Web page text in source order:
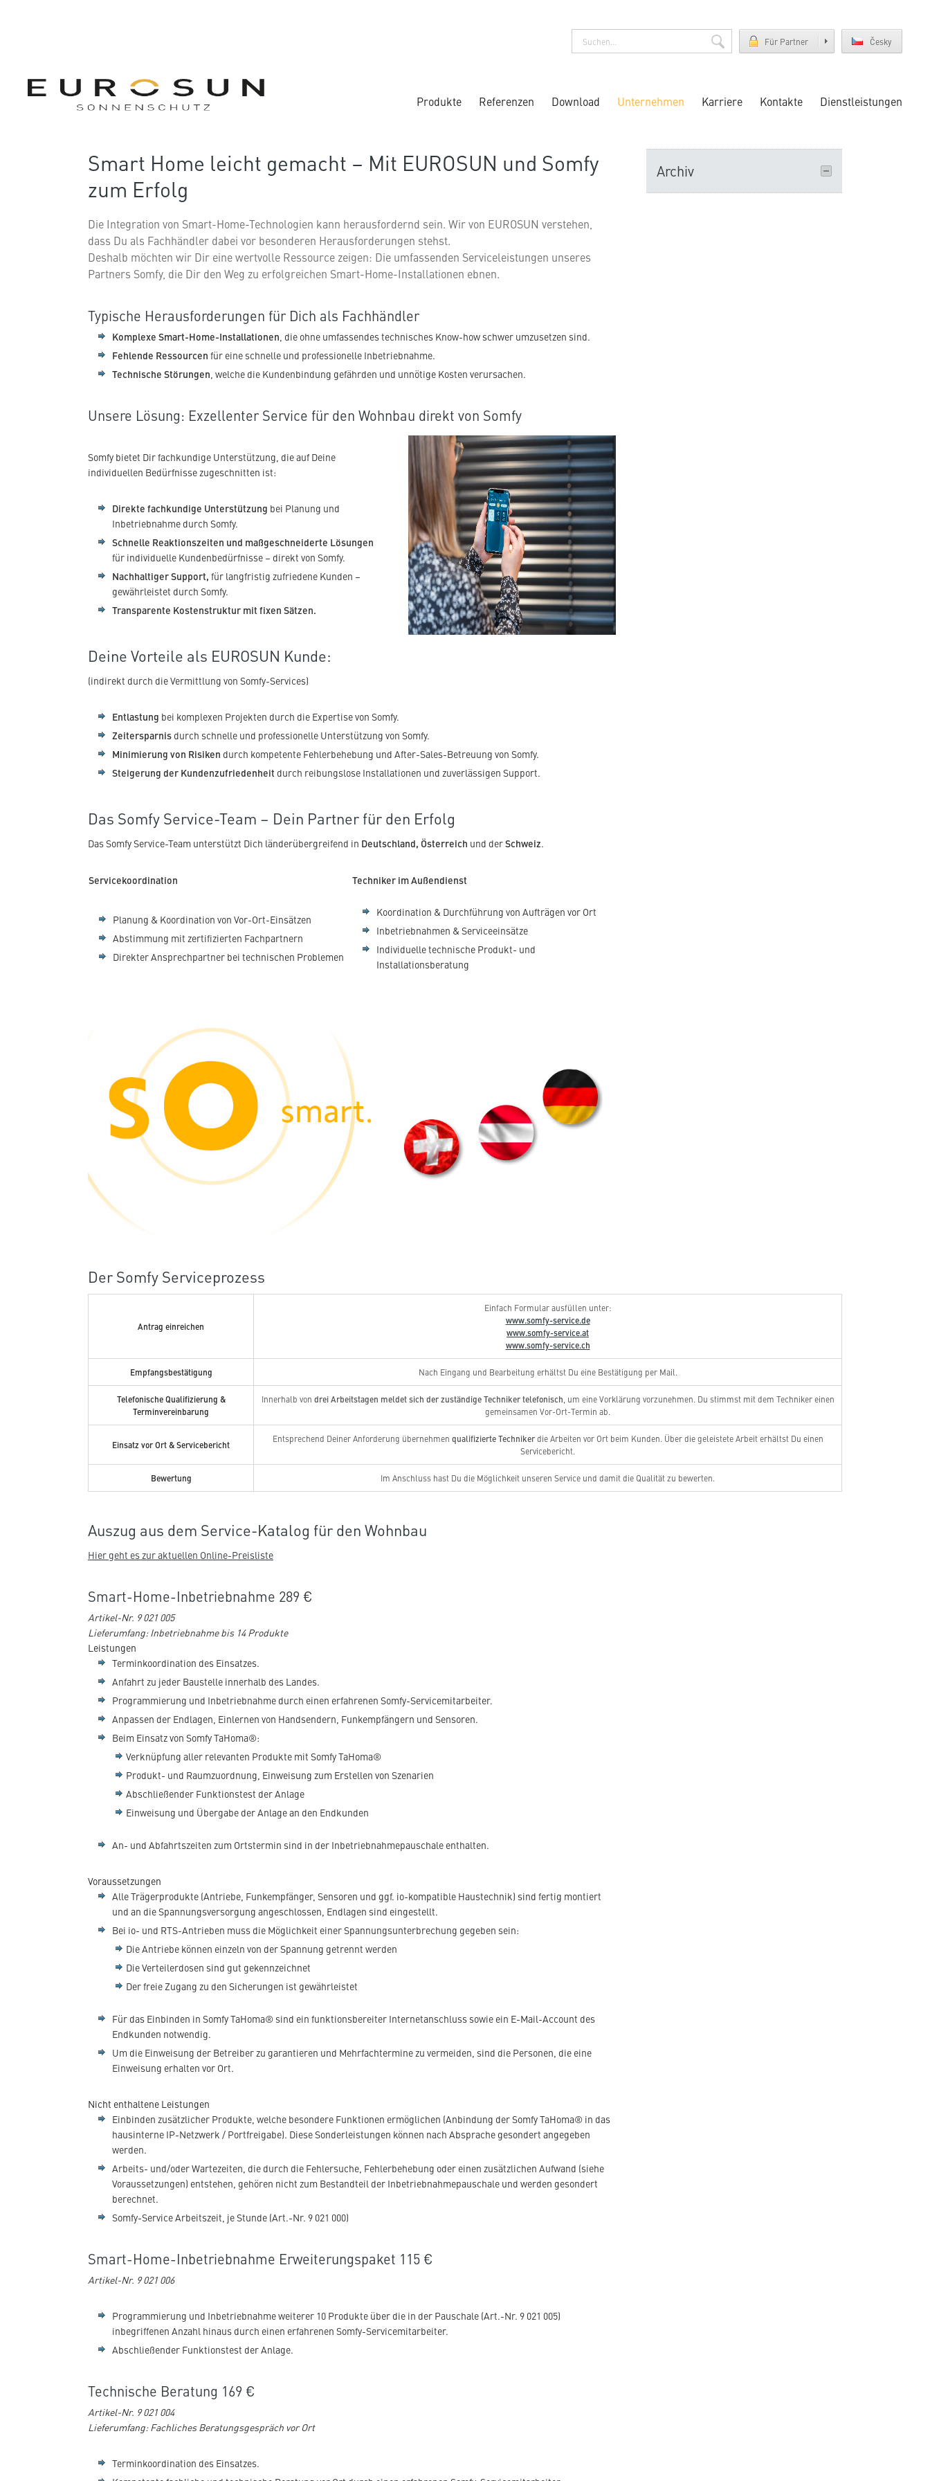
Česky
Für Partner
Produkte Referenzen Download Unternehmen Karriere Kontakte Dienstleistungen
Smart Home leicht gemacht – Mit EUROSUN und Somfy
zum Erfolg
Die Integration von Smart-Home-Technologien kann herausfordernd sein. Wir von EUROSUN verstehen,
dass Du als Fachhändler dabei vor besonderen Herausforderungen stehst.
Deshalb möchten wir Dir eine wertvolle Ressource zeigen: Die umfassenden Serviceleistungen unseres
Partners Somfy, die Dir den Weg zu erfolgreichen Smart-Home-Installationen ebnen.
Typische Herausforderungen für Dich als Fachhändler
Komplexe Smart-Home-Installationen, die ohne umfassendes technisches Know-how schwer umzusetzen sind.
Fehlende Ressourcen für eine schnelle und professionelle Inbetriebnahme.
Technische Störungen, welche die Kundenbindung gefährden und unnötige Kosten verursachen.
Unsere Lösung: Exzellenter Service für den Wohnbau direkt von Somfy
Somfy bietet Dir fachkundige Unterstützung, die auf Deine
individuellen Bedürfnisse zugeschnitten ist:
Direkte fachkundige Unterstützung bei Planung und
Inbetriebnahme durch Somfy.
Schnelle Reaktionszeiten und maßgeschneiderte Lösungen
für individuelle Kundenbedürfnisse – direkt von Somfy.
Nachhaltiger Support, für langfristig zufriedene Kunden –
gewährleistet durch Somfy.
Transparente Kostenstruktur mit fixen Sätzen.
Deine Vorteile als EUROSUN Kunde:
(indirekt durch die Vermittlung von Somfy-Services)
Entlastung bei komplexen Projekten durch die Expertise von Somfy.
Zeitersparnis durch schnelle und professionelle Unterstützung von Somfy.
Minimierung von Risiken durch kompetente Fehlerbehebung und After-Sales-Betreuung von Somfy.
Steigerung der Kundenzufriedenheit durch reibungslose Installationen und zuverlässigen Support.
Das Somfy Service-Team – Dein Partner für den Erfolg
Das Somfy Service-Team unterstützt Dich länderübergreifend in Deutschland, Österreich und derSchweiz.
Servicekoordination Techniker im Außendienst
Planung & Koordination von Vor-Ort-Einsätzen
Abstimmung mit zertifizierten Fachpartnern
Direkter Ansprechpartner bei technischen Problemen
Koordination & Durchführung von Aufträgen vor Ort
Inbetriebnahmen & Serviceeinsätze
Individuelle technische Produkt- und
Installationsberatung
Der Somfy Serviceprozess
Antrag einreichen
Einfach Formular ausfüllen unter:
www.somfy-service.de
www.somfy-service.at
www.somfy-service.ch
Empfangsbestätigung Nach Eingang und Bearbeitung erhältst Du eine Bestätigung per Mail.
Telefonische Qualifizierung &
Terminvereinbarung
Innerhalb von drei Arbeitstagen meldet sich der zuständige Techniker telefonisch , um eine Vorklärung vorzunehmen. Du stimmst mit dem Techniker einen
gemeinsamen Vor-Ort-Termin ab.
Einsatz vor Ort & Servicebericht Entsprechend Deiner Anforderung übernehmen qualifizierte Technikerdie Arbeiten vor Ort beim Kunden. Über die geleistete Arbeit erhältst Du einen
Servicebericht.
Bewertung Im Anschluss hast Du die Möglichkeit unseren Service und damit die Qualität zu bewerten.
Auszug aus dem Service-Katalog für den Wohnbau
Hier geht es zur aktuellen Online-Preisliste
Smart-Home-Inbetriebnahme 289 €
Artikel-Nr. 9 021 005
Lieferumfang: Inbetriebnahme bis 14 Produkte
Leistungen
Terminkoordination des Einsatzes.
Anfahrt zu jeder Baustelle innerhalb des Landes.
Programmierung und Inbetriebnahme durch einen erfahrenen Somfy-Servicemitarbeiter.
Anpassen der Endlagen, Einlernen von Handsendern, Funkempfängern und Sensoren.
Beim Einsatz von Somfy TaHoma®:
Verknüpfung aller relevanten Produkte mit Somfy TaHoma®
Produkt- und Raumzuordnung, Einweisung zum Erstellen von Szenarien
Abschließender Funktionstest der Anlage
Einweisung und Übergabe der Anlage an den Endkunden
An- und Abfahrtszeiten zum Ortstermin sind in der Inbetriebnahmepauschale enthalten.
Voraussetzungen
Alle Trägerprodukte (Antriebe, Funkempfänger, Sensoren und ggf. io-kompatible Haustechnik) sind fertig montiert
und an die Spannungsversorgung angeschlossen, Endlagen sind eingestellt.
Bei io- und RTS-Antrieben muss die Möglichkeit einer Spannungsunterbrechung gegeben sein:
Die Antriebe können einzeln von der Spannung getrennt werden
Die Verteilerdosen sind gut gekennzeichnet
Der freie Zugang zu den Sicherungen ist gewährleistet
Für das Einbinden in Somfy TaHoma® sind ein funktionsbereiter Internetanschluss sowie ein E-Mail-Account des
Endkunden notwendig.
Um die Einweisung der Betreiber zu garantieren und Mehrfachtermine zu vermeiden, sind die Personen, die eine
Einweisung erhalten vor Ort.
Nicht enthaltene Leistungen
Einbinden zusätzlicher Produkte, welche besondere Funktionen ermöglichen (Anbindung der Somfy TaHoma® in das
hausinterne IP-Netzwerk / Portfreigabe). Diese Sonderleistungen können nach Absprache gesondert angegeben
werden.
Arbeits- und/oder Wartezeiten, die durch die Fehlersuche, Fehlerbehebung oder einen zusätzlichen Aufwand (siehe
Voraussetzungen) entstehen, gehören nicht zum Bestandteil der Inbetriebnahmepauschale und werden gesondert
berechnet.
Somfy-Service Arbeitszeit, je Stunde (Art.-Nr. 9 021 000)
Smart-Home-Inbetriebnahme Erweiterungspaket 115 €
Artikel-Nr. 9 021 006
Programmierung und Inbetriebnahme weiterer 10 Produkte über die in der Pauschale (Art.-Nr. 9 021 005)
inbegriffenen Anzahl hinaus durch einen erfahrenen Somfy-Servicemitarbeiter.
Abschließender Funktionstest der Anlage.
Technische Beratung 169 €
Artikel-Nr. 9 021 004
Lieferumfang: Fachliches Beratungsgespräch vor Ort
Terminkoordination des Einsatzes.
Archiv